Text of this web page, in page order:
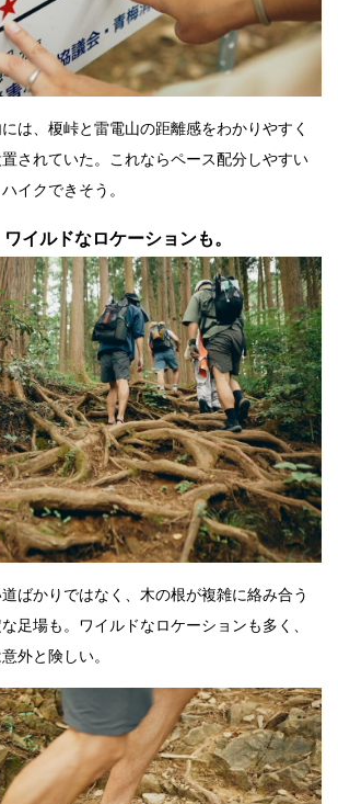
は、榎峠と雷電山の距離感をわかりやすく
されていた。これならペース配分しやすい
イクできそう。
イルドなロケーションも。
ばかりではなく、木の根が複雑に絡み合う
足場も。ワイルドなロケーションも多く、
意外と険しい。